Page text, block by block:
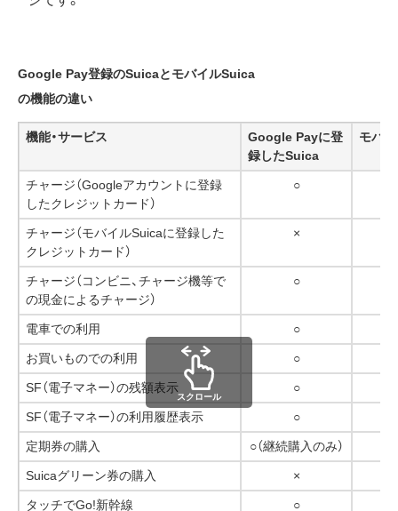
Google Pay登録のSuicaとモバイルSuica
の機能の違い
機能・サービス
Google Payに登
録したSuica
モバ
チャージ（Googleアカウントに登録
したクレジットカード）
○
チャージ（モバイルSuicaに登録した
クレジットカード）
×
チャージ（コンビニ、チャージ機等で
の現金によるチャージ）
○
電車での利用 ○
お買いものでの利用 ○
SF（電子マネー）の残額表示 ○
SF（電子マネー）の利用履歴表示 ○
定期券の購入 ○（継続購入のみ）
Suicaグリーン券の購入 ×
タッチでGo!新幹線 ○
スクロール